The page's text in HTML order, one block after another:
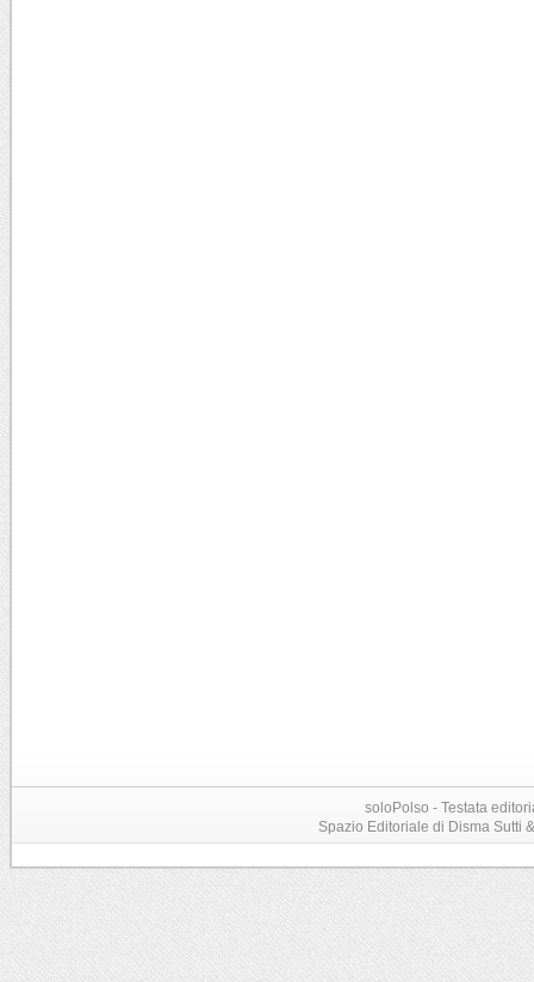
soloPolso - Testata
Spazio Editoriale di Disma Sutti